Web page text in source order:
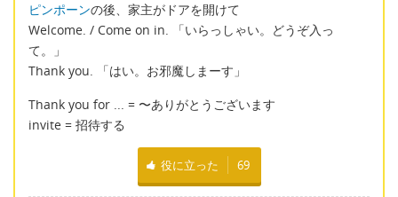
ピンポーンの後、家主がドアを開けて
Welcome. / Come on in. 「いらっしゃい。どうぞ入っ
て。」
Thank you. 「はい。お邪魔しまーす」
Thank you for ... = 〜ありがとうございます
invite = 招待する
役に立った 69